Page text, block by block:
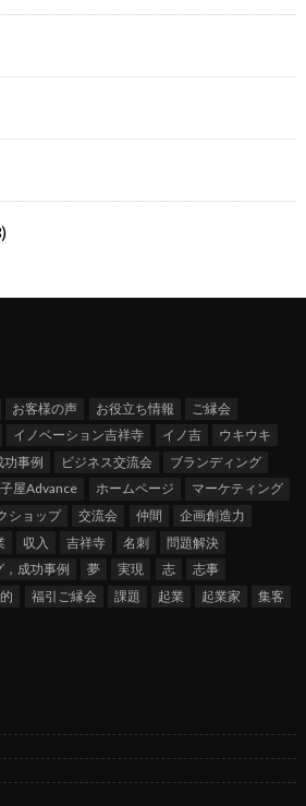
お客様の声 お役立ち情報
ご縁会
イノベーション吉祥寺 イノ吉
ウキウキ
功事例
ビジネス交流会
ブランディング
屋Advance ホームページ
マーケティング
ショップ 交流会 仲間
企画創造力
収入 吉祥寺 名刺
問題解決
成功事例
夢 実現 志
志事
福引ご縁会 課題 起業 起業家
集客